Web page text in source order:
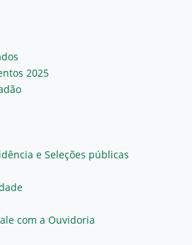
2025
e Seleções públicas
com a Ouvidoria